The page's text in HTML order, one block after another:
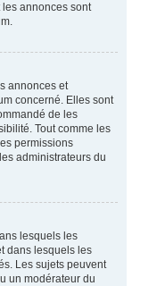
annonces sont
annonces et
concerné. Elles sont
de les
Tout comme les
permissions
administrateurs du
lesquels les
dans lesquels les
Les sujets peuvent
un modérateur du